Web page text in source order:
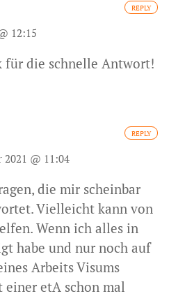
12:15
für die schnelle Antwort!
REPLY
2021 @ 11:04
die mir scheinbar
Vielleicht kann von
Wenn ich alles in
habe und nur noch auf
Arbeits Visums
etA schon mal
REPLY